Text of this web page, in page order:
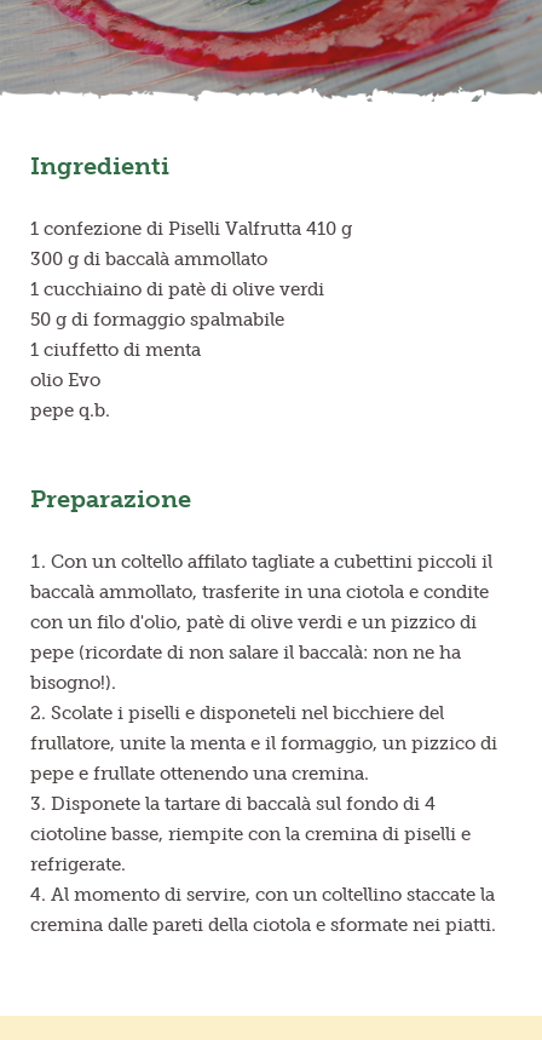
Frutta in pezzi
Linea BIO
Prodotti freschi
Ingredienti
1 confezione di Piselli Valfrutta 410 g
300 g di baccalà ammollato
1 cucchiaino di patè di olive verdi
50 g di formaggio spalmabile
1 ciuffetto di menta
olio Evo
pepe q.b.
Preparazione
Con un coltello affilato tagliate a cubettini piccoli il
baccalà ammollato, trasferite in una ciotola e condite
con un filo d'olio, patè di olive verdi e un pizzico di
pepe (ricordate di non salare il baccalà: non ne ha
bisogno!).
Scolate i piselli e disponeteli nel bicchiere del
frullatore, unite la menta e il formaggio, un pizzico di
pepe e frullate ottenendo una cremina.
Disponete la tartare di baccalà sul fondo di 4
ciotoline basse, riempite con la cremina di piselli e
refrigerate.
Al momento di servire, con un coltellino staccate la
cremina dalle pareti della ciotola e sformate nei piatti.